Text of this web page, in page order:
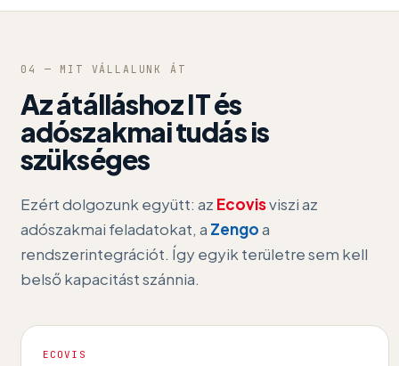
04 — MIT VÁLLALUNK ÁT
Az átálláshoz IT és
adószakmai tudás is
szükséges
Ezért dolgozunk együtt: az Ecovisviszi az
adószakmai feladatokat, a Zengoa
rendszerintegrációt. Így egyik területre sem kell
belső kapacitást szánnia.
ECOVIS